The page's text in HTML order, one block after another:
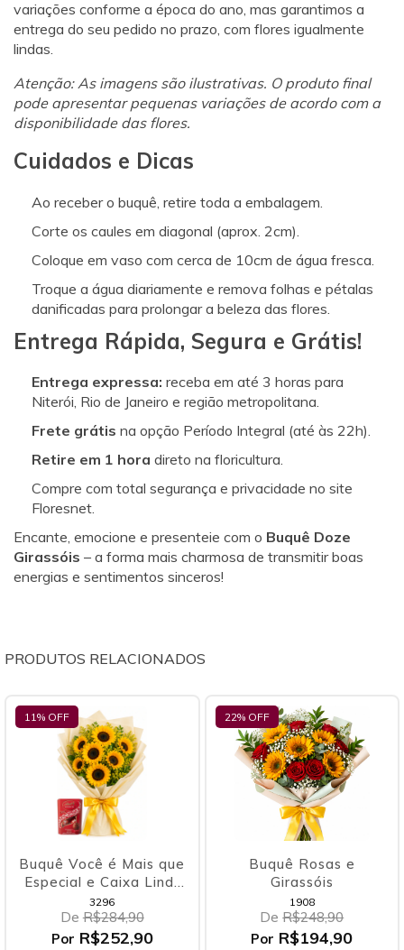
variações conforme a época do ano, mas garantimos a
entrega do seu pedido no prazo, com flores igualmente
lindas.
Atenção: As imagens são ilustrativas. O produto final
pode apresentar pequenas variações de acordo com a
disponibilidade das flores.
Cuidados e Dicas
Ao receber o buquê, retire toda a embalagem.
Corte os caules em diagonal (aprox. 2cm).
Coloque em vaso com cerca de 10cm de água fresca.
Troque a água diariamente e remova folhas e pétalas
danificadas para prolongar a beleza das flores.
Entrega Rápida, Segura e Grátis!
Entrega expressa: receba em até 3 horas para
Niterói, Rio de Janeiro e região metropolitana.
Frete grátis na opção Período Integral (até às 22h).
Retire em 1 hora direto na floricultura.
Compre com total segurança e privacidade no site
Floresnet.
Encante, emocione e presenteie com o Buquê Doze
Girassóis – a forma mais charmosa de transmitir boas
energias e sentimentos sinceros!
PRODUTOS RELACIONADOS
11% OFF
Buquê Você é Mais que
Especial e Caixa Lindt
Lindor
3296
De R$284,90
Por R$252,90
22% OFF
Buquê Rosas e
Girassóis
1908
De R$248,90
Por R$194,90